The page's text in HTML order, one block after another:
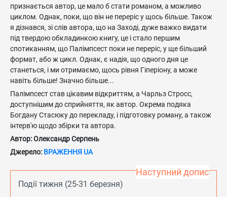
признається автор, це мало б стати романом, а можливо
циклом. Однак, поки, що він не переріс у щось більше. Також
я дізнався, зі слів автора, що на Заході, дуже важко видати
під твердою обкладинкою книгу, це і стало першим
спотиканням, що Палімпсест поки не переріс, у ще більший
формат, або ж цикл. Однак, є надія, що одного дня це
станеться, і ми отримаємо, щось рівня Гіперіону, а може
навіть більше! Значно більше...
Палімпсест став цікавим відкриттям, а Чарльз Стросс,
доступнішим до сприйняття, як автор. Окрема подяка
Богдану Стасюку до перекладу, і підготовку роману, а також
інтерв'ю щодо збірки та автора.
Автор: Олександр Серпень
Джерело: ВРАЖЕННЯ UA
Наступний допис
Події тижня (25-31 березня)